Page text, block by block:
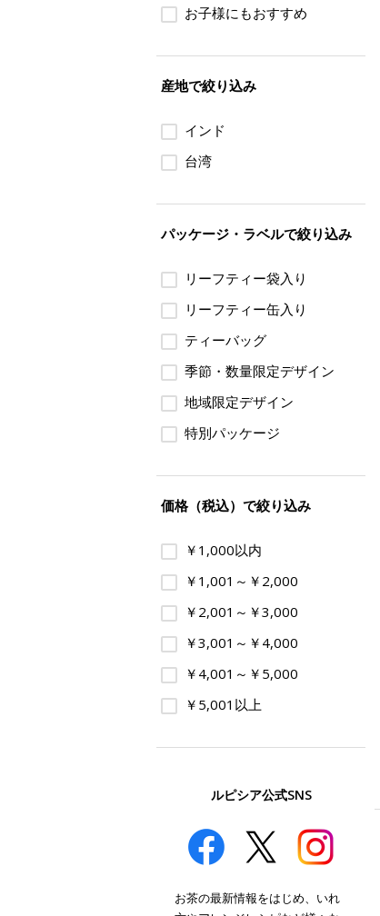
お子様にもおすすめ
産地で絞り込み
インド
台湾
パッケージ・ラベルで絞り込み
リーフティー袋入り
リーフティー缶入り
ティーバッグ
季節・数量限定デザイン
地域限定デザイン
特別パッケージ
価格（税込）で絞り込み
￥1,000以内
￥1,001～￥2,000
￥2,001～￥3,000
￥3,001～￥4,000
￥4,001～￥5,000
￥5,001以上
ルピシア公式SNS
お茶の最新情報をはじめ、いれ